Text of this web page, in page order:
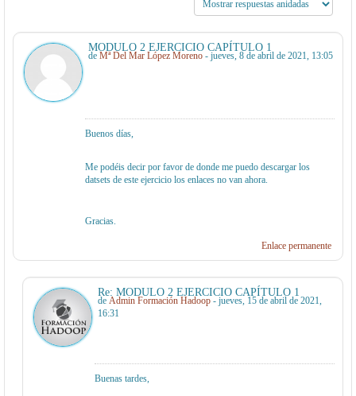
MODULO 2 EJERCICIO CAPÍTULO 1
de Mª Del Mar López Moreno - jueves, 8 de abril de 2021, 13:05
Buenos días,
Me podéis decir por favor de donde me puedo descargar los
datsets de este ejercicio los enlaces no van ahora.
Gracias.
Enlace permanente
Re: MODULO 2 EJERCICIO CAPÍTULO 1
deAdmin Formación Hadoop - jueves, 15 de abril de 2021,
16:31
Buenas tardes,